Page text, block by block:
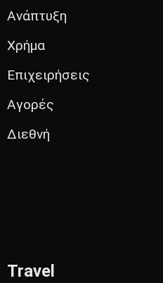
Ανάπτυξη
Χρήμα
Επιχειρήσεις
Αγορές
Διεθνή
Travel